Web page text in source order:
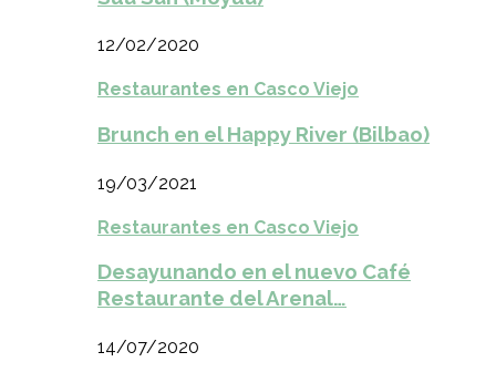
12/02/2020
Restaurantes en Casco Viejo
Brunch en el Happy River (Bilbao)
19/03/2021
Restaurantes en Casco Viejo
Desayunando en el nuevo Café
Restaurante del Arenal…
14/07/2020